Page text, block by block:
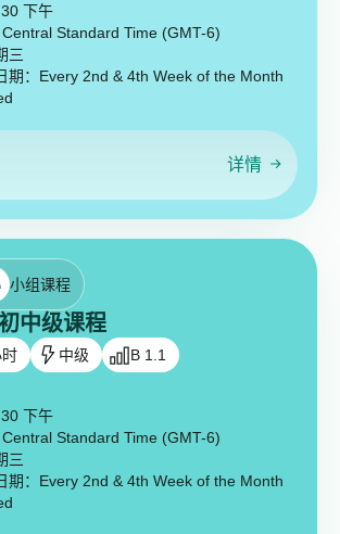
下午
Standard Time (GMT-6)
三
： Every 2nd & 4th Week of the Month
详情
小组课程
中级课程
中级 B 1.1
下午
Standard Time (GMT-6)
三
： Every 2nd & 4th Week of the Month